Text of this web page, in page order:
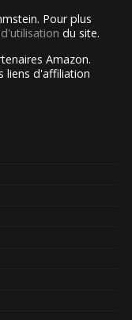
Pour plus
du site.
Amazon.
liens d'affiliation